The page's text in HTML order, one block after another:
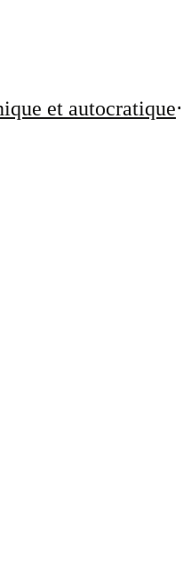
et autocratique